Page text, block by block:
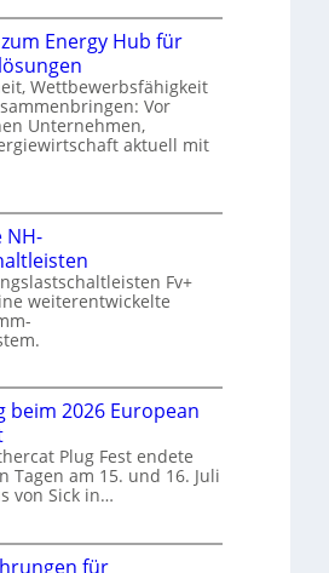
Energy Hub für
Wettbewerbsfähigkeit
Vor
Unternehmen,
aktuell mit
NH-
Fv+
weiterentwickelte
beim 2026 European
Plug Fest endete
Tagen am 15. und 16. Juli
von Sick in…
für